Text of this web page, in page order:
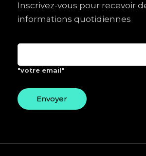
Inscrivez-vous pour recevoir
informations quotidiennes
"votre email"